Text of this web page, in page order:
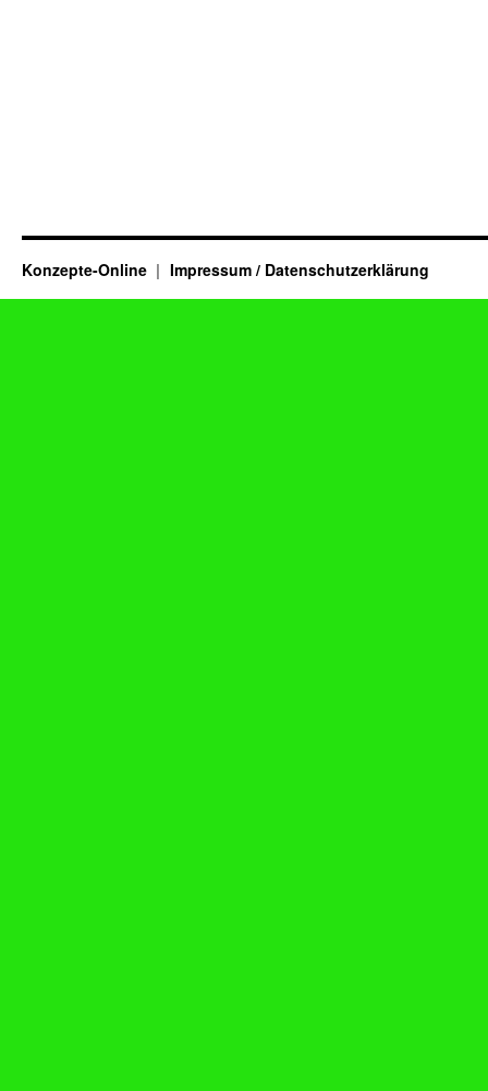
Konzepte-Online Impressum / Datenschutzerklärung